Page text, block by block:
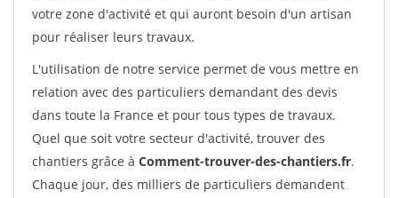
votre zone d'activité et qui auront besoin d'un artisan
pour réaliser leurs travaux.
L'utilisation de notre service permet de vous mettre en
relation avec des particuliers demandant des devis
dans toute la France et pour tous types de travaux.
Quel que soit votre secteur d'activité, trouver des
chantiers grâce à Comment-trouver-des-chantiers.fr.
Chaque jour, des milliers de particuliers demandent